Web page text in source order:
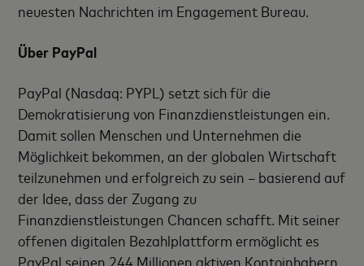
neuesten Nachrichten im Engagement Bureau.
Über PayPal
PayPal (Nasdaq: PYPL) setzt sich für die
Demokratisierung von Finanzdienstleistungen ein.
Damit sollen Menschen und Unternehmen die
Möglichkeit bekommen, an der globalen Wirtschaft
teilzunehmen und erfolgreich zu sein – basierend auf
der Idee, dass der Zugang zu
Finanzdienstleistungen Chancen schafft. Mit seiner
offenen digitalen Bezahlplattform ermöglicht es
PayPal seinen 244 Millionen aktiven Kontoinhabern,